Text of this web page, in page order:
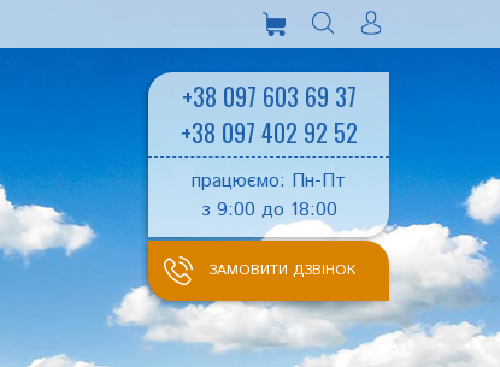
+38 097 603 69 37
+38 097 402 92 52
працюємо: Пн-Пт
з 9:00 до 18:00
ЗАМОВИТИ ДЗВІНОК